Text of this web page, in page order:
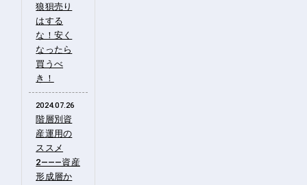
狼狽売り
はする
な！安く
なったら
買うべ
き！
2024.07.26
階層別資
産運用の
ススメ
2―――資産
形成層か